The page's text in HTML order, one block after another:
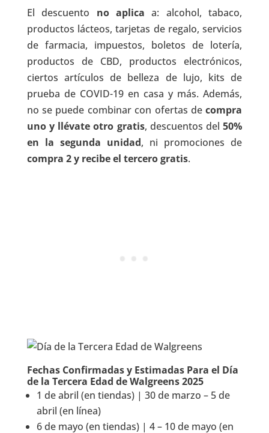
El descuento no aplica a: alcohol, tabaco,
productos lácteos, tarjetas de regalo, servicios
de farmacia, impuestos, boletos de lotería,
productos de CBD, productos electrónicos,
ciertos artículos de belleza de lujo, kits de
prueba de COVID-19 en casa y más. Además,
no se puede combinar con ofertas decompra
uno y llévate otro gratis, descuentos del50%
en la segunda unidad, ni promociones de
compra 2 y recibe el tercero gratis.
Fechas Confirmadas y Estimadas Para el Día
de la Tercera Edad de Walgreens 2025
1 de abril (en tiendas) | 30 de marzo – 5 de
abril (en línea)
6 de mayo (en tiendas) | 4 – 10 de mayo (en